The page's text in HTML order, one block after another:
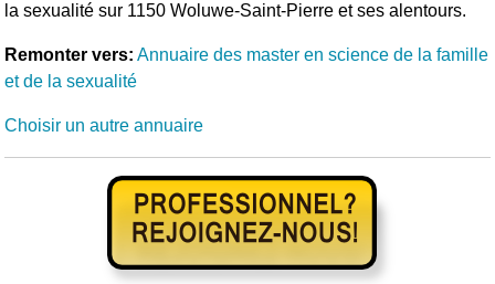
la sexualité sur 1150 Woluwe-Saint-Pierre et ses alentours.
Remonter vers: Annuaire des master en science de la famille
et de la sexualité
Choisir un autre annuaire